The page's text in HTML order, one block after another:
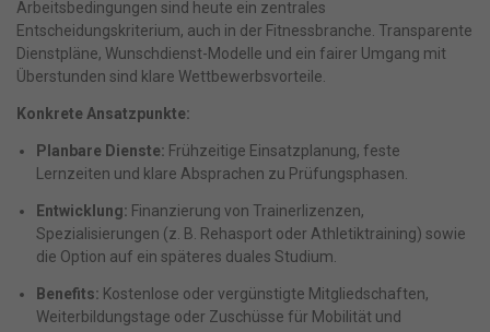
Arbeitsbedingungen sind heute ein zentrales
Entscheidungskriterium, auch in der Fitnessbranche. Transparente
Dienstpläne, Wunschdienst-Modelle und ein fairer Umgang mit
Überstunden sind klare Wettbewerbsvorteile.
Konkrete Ansatzpunkte:
Planbare Dienste: Frühzeitige Einsatzplanung, feste
Lernzeiten und klare Absprachen zu Prüfungsphasen.
Entwicklung: Finanzierung von Trainerlizenzen,
Spezialisierungen (z. B. Rehasport oder Athletiktraining) sowie
die Option auf ein späteres duales Studium.
Benefits: Kostenlose oder vergünstigte Mitgliedschaften,
Weiterbildungstage oder Zuschüsse für Mobilität und